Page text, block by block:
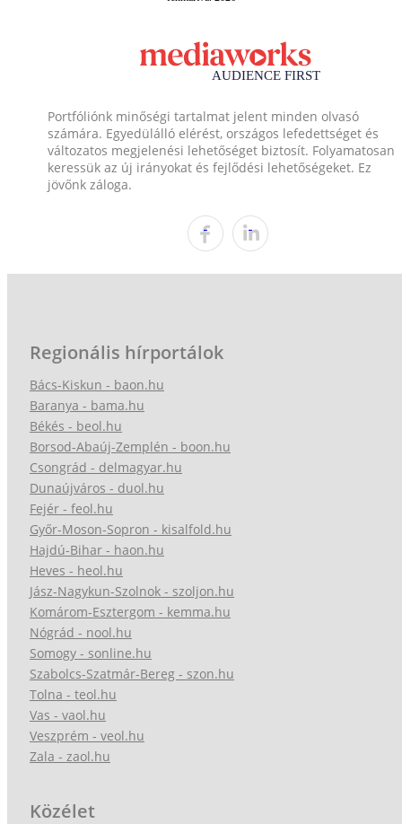
Portfóliónk minőségi tartalmat jelent minden olvasó
számára. Egyedülálló elérést, országos lefedettséget és
változatos megjelenési lehetőséget biztosít. Folyamatosan
keressük az új irányokat és fejlődési lehetőségeket. Ez
jövőnk záloga.
Regionális hírportálok
Bács-Kiskun - baon.hu
Baranya - bama.hu
Békés - beol.hu
Borsod-Abaúj-Zemplén - boon.hu
Csongrád - delmagyar.hu
Dunaújváros - duol.hu
Fejér - feol.hu
Győr-Moson-Sopron - kisalfold.hu
Hajdú-Bihar - haon.hu
Heves - heol.hu
Jász-Nagykun-Szolnok - szoljon.hu
Komárom-Esztergom - kemma.hu
Nógrád - nool.hu
Somogy - sonline.hu
Szabolcs-Szatmár-Bereg - szon.hu
Tolna - teol.hu
Vas - vaol.hu
Veszprém - veol.hu
Zala - zaol.hu
Közélet